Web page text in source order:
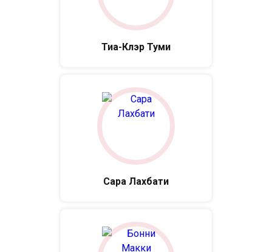
Тиа-Клэр Туми
Сара Лахбати